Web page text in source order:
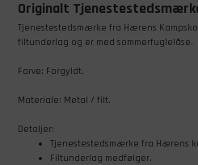
Originalt
Tjenestestedsmærke fra Hærens
filtunderlag og er med sommerfuglelåse.
Farve: Forgyldt.
Materiale: Metal / filt.
Detaljer:
Tjenestestedsmærke fra Hærens
Filtunderlag medfølger.